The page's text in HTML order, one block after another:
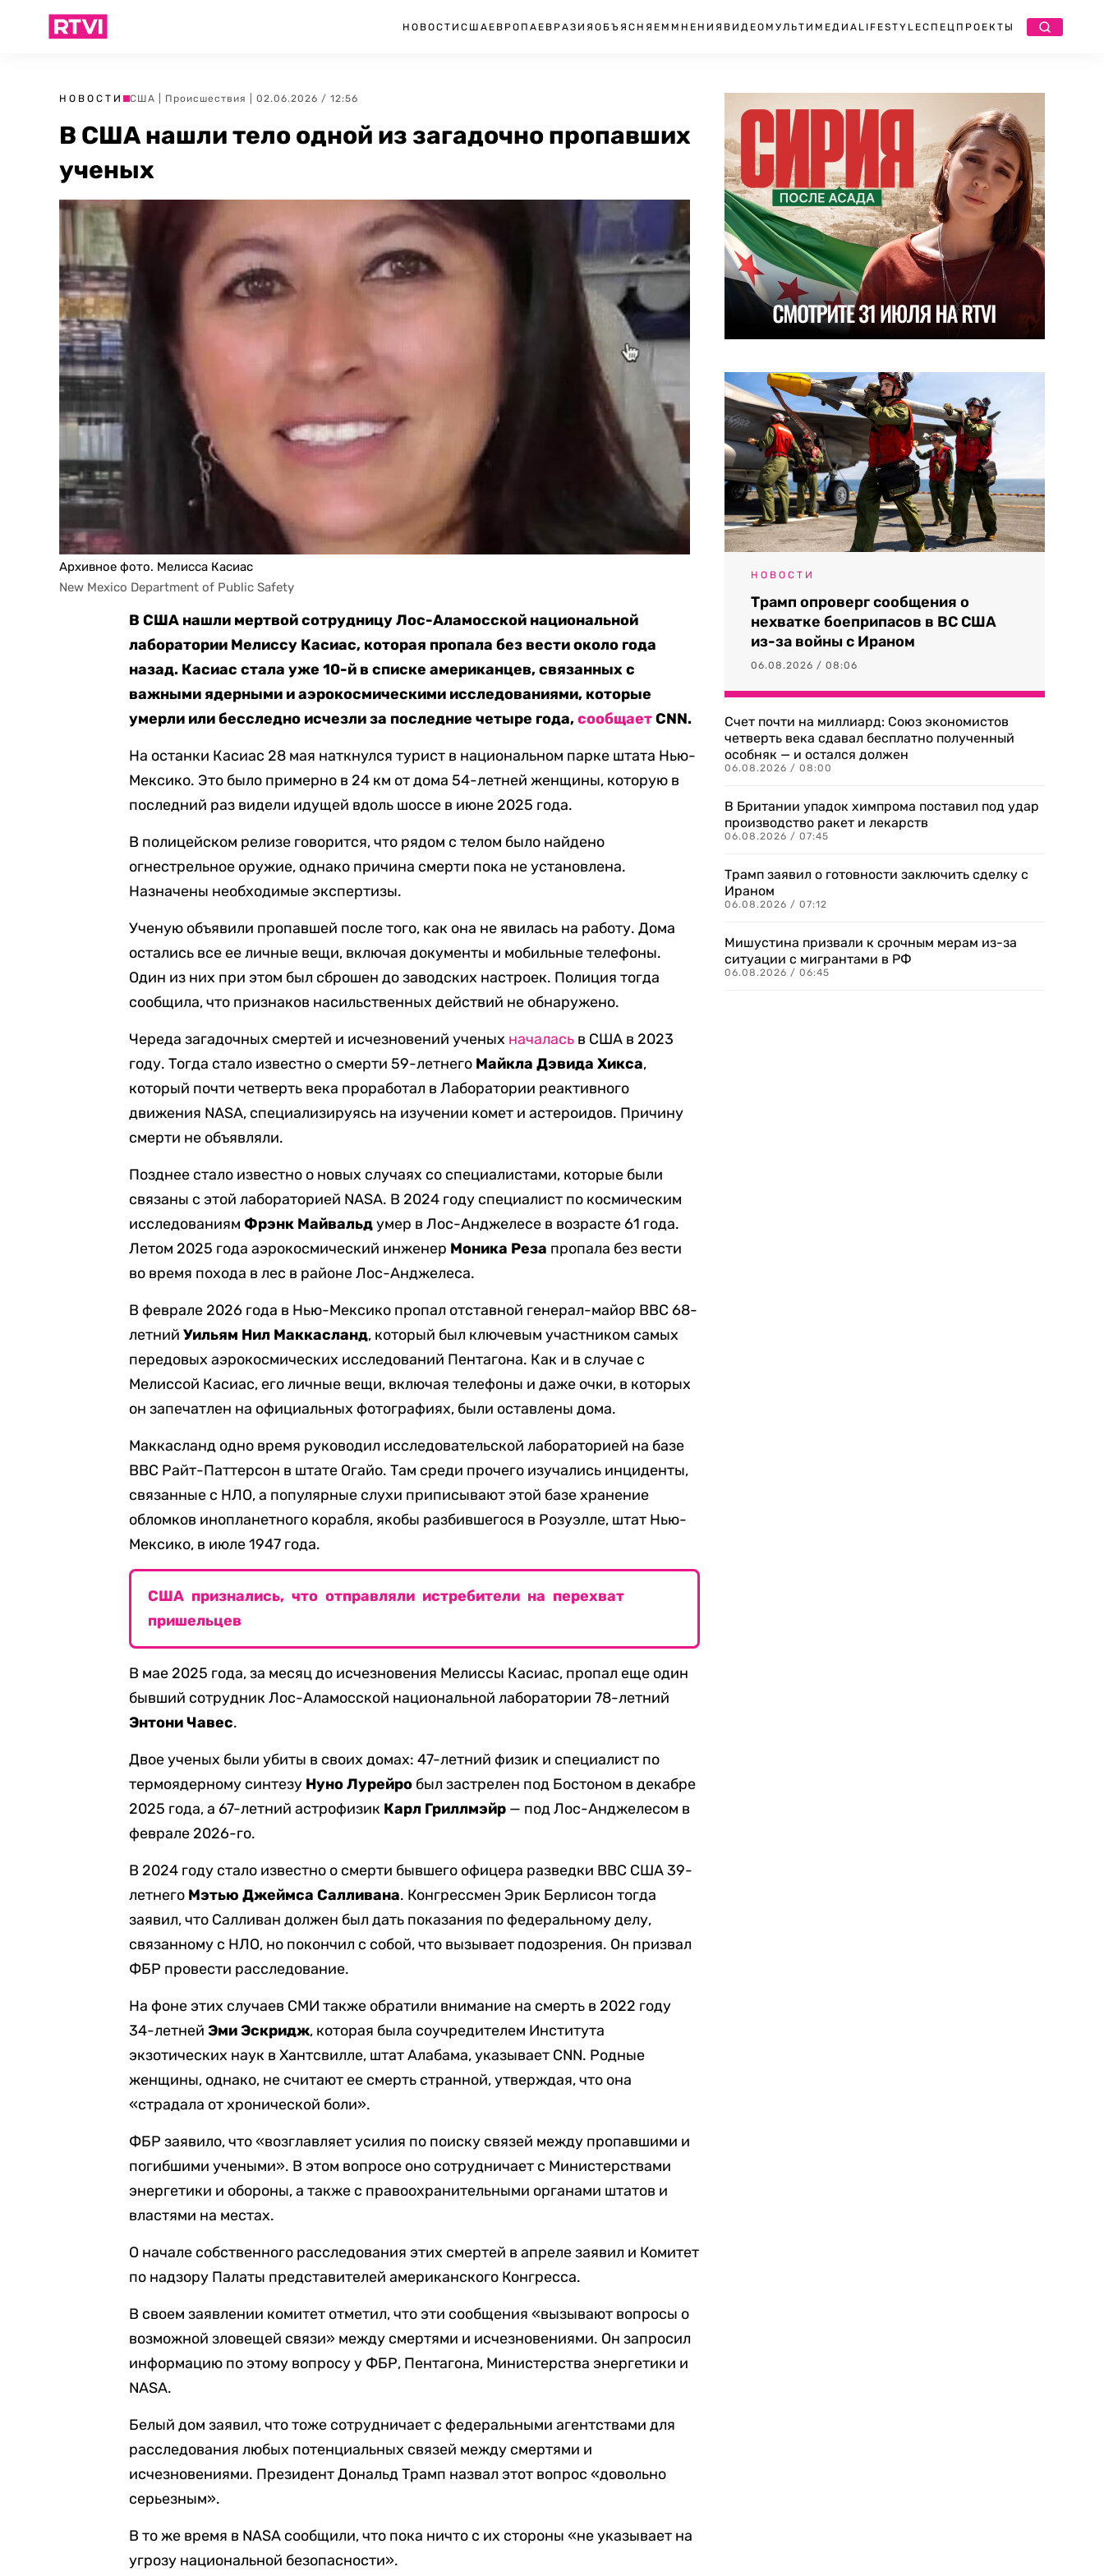
НОВОСТИ США ЕВРОПА ЕВРАЗИЯ ОБЪЯСНЯЕМ МНЕНИЯ ВИДЕО МУЛЬТИМЕДИА LIFESTYLEСПЕЦПРОЕКТЫ
НОВОСТИ США Происшествия | 02.06.2026 / 12:56
В США нашли тело одной из загадочно пропавших
ученых
Архивное фото. Мелисса Касиас
New Mexico Department of Public Safety
В США нашли мертвой сотрудницу Лос-Аламосской национальной
лаборатории Мелиссу Касиас, которая пропала без вести около года
назад. Касиас стала уже 10-й в списке американцев, связанных с
важными ядерными и аэрокосмическими исследованиями, которые
умерли или бесследно исчезли за последние четыре года,сообщаетCNN.
На останки Касиас 28 мая наткнулся турист в национальном парке штата Нью-
Мексико. Это было примерно в 24 км от дома 54-летней женщины, которую в
последний раз видели идущей вдоль шоссе в июне 2025 года.
В полицейском релизе говорится, что рядом с телом было найдено
огнестрельное оружие, однако причина смерти пока не установлена.
Назначены необходимые экспертизы.
Ученую объявили пропавшей после того, как она не явилась на работу. Дома
остались все ее личные вещи, включая документы и мобильные телефоны.
Один из них при этом был сброшен до заводских настроек. Полиция тогда
сообщила, что признаков насильственных действий не обнаружено.
Череда загадочных смертей и исчезновений ученых началась в США в 2023
году. Тогда стало известно о смерти 59-летнего Майкла Дэвида Хикса,
который почти четверть века проработал в Лаборатории реактивного
движения NASA, специализируясь на изучении комет и ​​астероидов. Причину
смерти не объявляли.
Позднее стало известно о новых случаях со специалистами, которые были
связаны с этой лабораторией NASA. В 2024 году специалист по космическим
исследованиямФрэнк Майвальдумер в Лос-Анджелесе в возрасте 61 года.
Летом 2025 года аэрокосмический инженер Моника Реза пропала без вести
во время похода в лес в районе Лос-Анджелеса.
В феврале 2026 года в Нью-Мексико пропал отставной генерал-майор ВВС 68-
летнийУильям Нил Маккасланд, который был ключевым участником самых
передовых аэрокосмических исследований Пентагона. Как и в случае с
Мелиссой Касиас, его личные вещи, включая телефоны и даже очки, в которых
он запечатлен на официальных фотографиях, были оставлены дома.
Маккасланд одно время руководил исследовательской лабораторией на базе
ВВС Райт-Паттерсон в штате Огайо. Там среди прочего изучались инциденты,
связанные с НЛО, а популярные слухи приписывают этой базе хранение
обломков инопланетного корабля, якобы разбившегося в Розуэлле, штат Нью-
Мексико, в июле 1947 года.
США признались, что отправляли истребители на перехват
пришельцев
В мае 2025 года, за месяц до исчезновения Мелиссы Касиас, пропал еще один
бывший сотрудник Лос-Аламосской национальной лаборатории 78-летний
Энтони Чавес.
Двое ученых были убиты в своих домах: 47-летний физик и специалист по
термоядерному синтезу Нуно Лурейро был застрелен под Бостоном в декабре
2025 года, а 67-летний астрофизик Карл Гриллмэйр — под Лос-Анджелесом в
феврале 2026-го.
В 2024 году стало известно о смерти бывшего офицера разведки ВВС США 39-
летнего Мэтью Джеймса Салливана. Конгрессмен Эрик Берлисон тогда
заявил, что Салливан должен был дать показания по федеральному делу,
связанному с НЛО, но покончил с собой, что вызывает подозрения. Он призвал
ФБР провести расследование.
На фоне этих случаев СМИ также обратили внимание на смерть в 2022 году
34-летнейЭми Эскридж, которая была соучредителем Института
экзотических наук в Хантсвилле, штат Алабама, указывает CNN. Родные
женщины, однако, не считают ее смерть странной, утверждая, что она
«страдала от хронической боли».
ФБР заявило, что «возглавляет усилия по поиску связей между пропавшими и
погибшими учеными». В этом вопросе оно сотрудничает с Министерствами
энергетики и обороны, а также с правоохранительными органами штатов и
властями на местах.
О начале собственного расследования этих смертей в апреле заявил и Комитет
по надзору Палаты представителей американского Конгресса.
В своем заявлении комитет отметил, что эти сообщения «вызывают вопросы о
возможной зловещей связи» между смертями и исчезновениями. Он запросил
информацию по этому вопросу у ФБР, Пентагона, Министерства энергетики и
NASA.
Белый дом заявил, что тоже сотрудничает с федеральными агентствами для
расследования любых потенциальных связей между смертями и
исчезновениями. Президент Дональд Трамп назвал этот вопрос «довольно
серьезным».
В то же время в NASA сообщили, что пока ничто с их стороны «не указывает на
угрозу национальной безопасности».
НОВОСТИ
Трамп опроверг сообщения о
нехватке боеприпасов в ВС США
из-за войны с Ираном
06.08.2026 / 08:06
Счет почти на миллиард: Союз экономистов
четверть века сдавал бесплатно полученный
особняк — и остался должен
06.08.2026 / 08:00
В Британии упадок химпрома поставил под удар
производство ракет и лекарств
06.08.2026 / 07:45
Трамп заявил о готовности заключить сделку с
Ираном
06.08.2026 / 07:12
Мишустина призвали к срочным мерам из-за
ситуации с мигрантами в РФ
06.08.2026 / 06:45